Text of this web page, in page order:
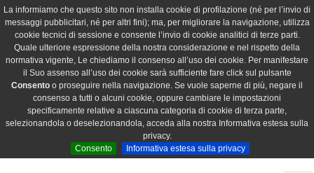
La informiamo che questo sito non installa cookie di profilazione (né per l’invio di
messaggi pubblicitari, né per altri fini); ma, per migliorare la navigazione, utilizza
cookie tecnici di sessione e consente l’invio di cookie analitici di terze parti.
Quale ulteriore espressione della nostra considerazione e nel rispetto della
normativa vigente, Le chiediamo il consenso all’uso dei cookie. Per manifestare
il Suo assenso all’uso dei cookie sarà sufficiente fare click sul pulsante
Consento o proseguire nella navigazione. Se vuole saperne di più, negare il
consenso a tutti o alcuni cookie, oppure cambiare le impostazioni
specificamente relative a ciascuna categoria di cookie di terza parte,
selezionandola o deselezionandola, acceda alla nostra Informativa estesa sulla
privacy.
Consento
Informativa estesa sulla privacy